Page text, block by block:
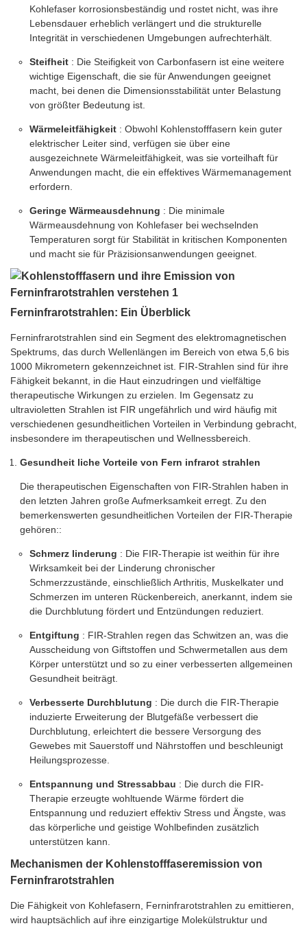
Kohlefaser korrosionsbeständig und rostet nicht, was ihre
Lebensdauer erheblich verlängert und die strukturelle
Integrität in verschiedenen Umgebungen aufrechterhält.
Steifheit : Die Steifigkeit von Carbonfasern ist eine weitere
wichtige Eigenschaft, die sie für Anwendungen geeignet
macht, bei denen die Dimensionsstabilität unter Belastung
von größter Bedeutung ist.
Wärmeleitfähigkeit : Obwohl Kohlenstofffasern kein guter
elektrischer Leiter sind, verfügen sie über eine
ausgezeichnete Wärmeleitfähigkeit, was sie vorteilhaft für
Anwendungen macht, die ein effektives Wärmemanagement
erfordern.
Geringe Wärmeausdehnung : Die minimale
Wärmeausdehnung von Kohlefaser bei wechselnden
Temperaturen sorgt für Stabilität in kritischen Komponenten
und macht sie für Präzisionsanwendungen geeignet.
Ferninfrarotstrahlen: Ein Überblick
Ferninfrarotstrahlen sind ein Segment des elektromagnetischen
Spektrums, das durch Wellenlängen im Bereich von etwa 5,6 bis
1000 Mikrometern gekennzeichnet ist. FIR-Strahlen sind für ihre
Fähigkeit bekannt, in die Haut einzudringen und vielfältige
therapeutische Wirkungen zu erzielen. Im Gegensatz zu
ultravioletten Strahlen ist FIR ungefährlich und wird häufig mit
verschiedenen gesundheitlichen Vorteilen in Verbindung gebracht,
insbesondere im therapeutischen und Wellnessbereich.
Gesundheit liche Vorteile von Fern infrarot strahlen
Die therapeutischen Eigenschaften von FIR-Strahlen haben in
den letzten Jahren große Aufmerksamkeit erregt. Zu den
bemerkenswerten gesundheitlichen Vorteilen der FIR-Therapie
gehören::
Schmerz linderung : Die FIR-Therapie ist weithin für ihre
Wirksamkeit bei der Linderung chronischer
Schmerzzustände, einschließlich Arthritis, Muskelkater und
Schmerzen im unteren Rückenbereich, anerkannt, indem sie
die Durchblutung fördert und Entzündungen reduziert.
Entgiftung : FIR-Strahlen regen das Schwitzen an, was die
Ausscheidung von Giftstoffen und Schwermetallen aus dem
Körper unterstützt und so zu einer verbesserten allgemeinen
Gesundheit beiträgt.
Verbesserte Durchblutung : Die durch die FIR-Therapie
induzierte Erweiterung der Blutgefäße verbessert die
Durchblutung, erleichtert die bessere Versorgung des
Gewebes mit Sauerstoff und Nährstoffen und beschleunigt
Heilungsprozesse.
Entspannung und Stressabbau : Die durch die FIR-
Therapie erzeugte wohltuende Wärme fördert die
Entspannung und reduziert effektiv Stress und Ängste, was
das körperliche und geistige Wohlbefinden zusätzlich
unterstützen kann.
Mechanismen der Kohlenstofffaseremission von
Ferninfrarotstrahlen
Die Fähigkeit von Kohlefasern, Ferninfrarotstrahlen zu emittieren,
wird hauptsächlich auf ihre einzigartige Molekülstruktur und